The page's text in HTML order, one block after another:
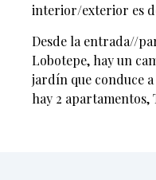
interior/exterior es
Desde la entrada//
Lobotepe, hay un
jardín que conduce
hay 2 apartamentos,